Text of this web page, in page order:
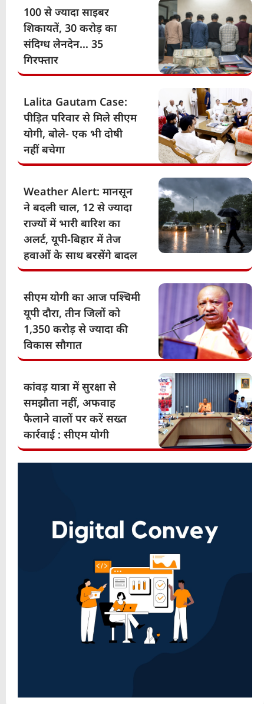
100 से ज्यादा साइबर
शिकायतें, 30 करोड़ का
संदिग्ध लेनदेन… 35
गिरफ्तार
Lalita Gautam Case:
पीड़ित परिवार से मिले सीएम
योगी, बोले- एक भी दोषी
नहीं बचेगा
Weather Alert: मानसून
ने बदली चाल, 12 से ज्यादा
राज्यों में भारी बारिश का
अलर्ट, यूपी-बिहार में तेज
हवाओं के साथ बरसेंगे बादल
सीएम योगी का आज पश्चिमी
यूपी दौरा, तीन जिलों को
1,350 करोड़ से ज्यादा की
विकास सौगात
कांवड़ यात्रा में सुरक्षा से
समझौता नहीं, अफवाह
फैलाने वालों पर करें सख्त
कार्रवाई : सीएम योगी